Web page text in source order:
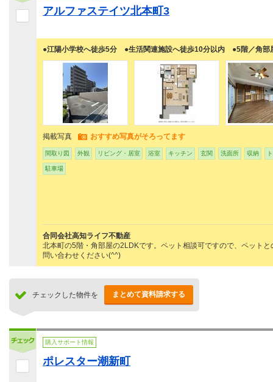
アルファステイツ北本町3
●江陽小学校へ徒歩5分 ●生活関連施設へ徒歩10分以内 ●5階／角
掲載写真 おすすめ写真がそろってます
間取り図 外観 リビング・居室 浴室 キッチン 玄関 洗面所 収納
駐車場
合同会社高知ライフ不動産
北本町の5階・角部屋の2LDKです。ペット相談可ですので、ペット
問い合わせください(^^)
チェックした物件を まとめて資料請求する
購入サポート情報
ポレスター潮新町